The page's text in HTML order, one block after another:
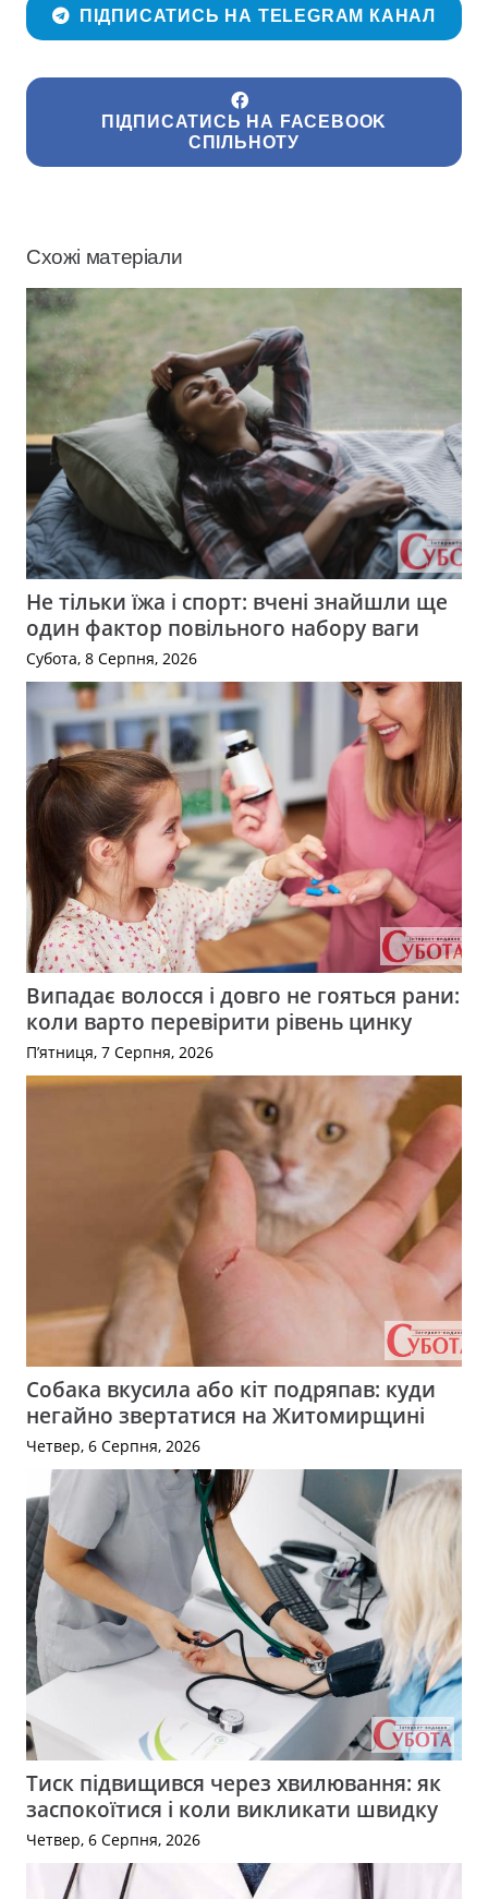
ПІДПИСАТИСЬ НА TELEGRAM КАНАЛ
ПІДПИСАТИСЬ НА FACEBOOK
СПІЛЬНОТУ
Схожі матеріали
Не тільки їжа і спорт: вчені знайшли ще
один фактор повільного набору ваги
Субота, 8 Серпня, 2026
Випадає волосся і довго не гояться рани:
коли варто перевірити рівень цинку
П’ятниця, 7 Серпня, 2026
Собака вкусила або кіт подряпав: куди
негайно звертатися на Житомирщині
Четвер, 6 Серпня, 2026
Тиск підвищився через хвилювання: як
заспокоїтися і коли викликати швидку
Четвер, 6 Серпня, 2026